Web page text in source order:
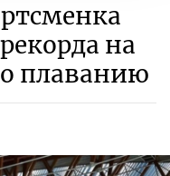
на
плаванию